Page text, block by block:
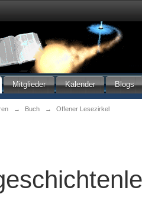
Mitglieder Kalender Blogs
→ Buch → Offener Lesezirkel